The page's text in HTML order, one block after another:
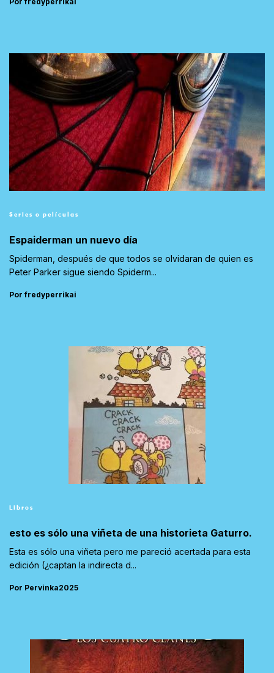
Series o películas
Espaiderman un nuevo día
Spiderman, después de que todos se olvidaran de quien es
Peter Parker sigue siendo Spiderm...
Por fredyperrikai
Libros
esto es sólo una viñeta de una historieta Gaturro.
Esta es sólo una viñeta pero me pareció acertada para esta
edición (¿captan la indirecta d...
Por Pervinka2025